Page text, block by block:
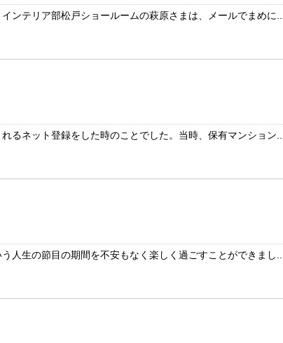
ンテリア部松戸ショールームの萩原さまは、メールでまめに...
るネット登録をした時のことでした。当時、保有マンション...
人生の節目の期間を不安もなく楽しく過ごすことができまし...